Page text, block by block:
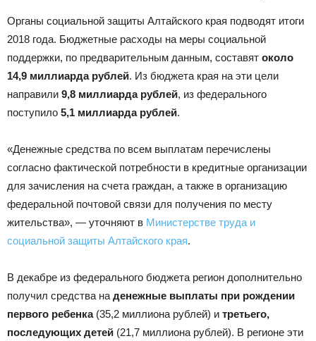
Органы социальной защиты Алтайского края подводят итоги
2018 года. Бюджетные расходы на меры социальной
поддержки, по предварительным данным, составят около
14,9 миллиарда рублей. Из бюджета края на эти цели
направили 9,8 миллиарда рублей, из федерального
поступило 5,1 миллиарда рублей.
«Денежные средства по всем выплатам перечислены
согласно фактической потребности в кредитные организации
для зачисления на счета граждан, а также в организацию
федеральной почтовой связи для получения по месту
жительства», — уточняют в Министерстве труда и
социальной защиты Алтайского края.
В декабре из федерального бюджета регион дополнительно
получил средства на денежные выплаты при рождении
первого ребенка(35,2 миллиона рублей) и третьего,
последующих детей (21,7 миллиона рублей). В регионе эти